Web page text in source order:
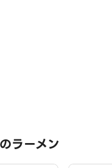
ラーメン